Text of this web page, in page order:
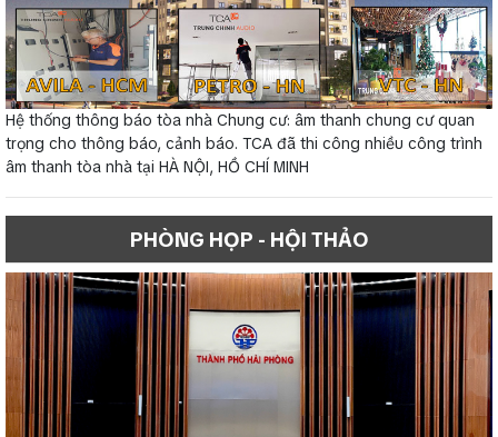
Hệ thống thông báo tòa nhà Chung cư: âm thanh chung cư quan
trọng cho thông báo, cảnh báo. TCA đã thi công nhiều công trình
âm thanh tòa nhà tại HÀ NỘI, HỒ CHÍ MINH
PHÒNG HỌP - HỘI THẢO